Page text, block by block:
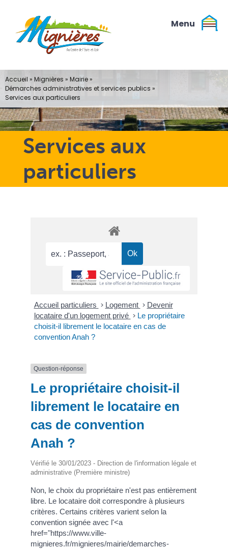
contenu
Services aux
particuliers
Accueil » Mignières » Mairie»
Démarches administratives et services publics »
Services aux particuliers
Accueil particuliers > Logement > Devenir
locataire d'un logement privé > Le propriétaire
choisit-il librement le locataire en cas de
convention Anah ?
Question-réponse
Le propriétaire choisit-il
librement le locataire en
cas de convention
Anah ?
Vérifié le 30/01/2023 - Direction de l'information légale et
administrative (Première ministre)
Non, le choix du propriétaire n'est pas entièrement
libre. Le locataire doit correspondre à plusieurs
critères. Certains critères varient selon la
convention signée avec l'<a
href="https://www.ville-
mignieres.fr/mignieres/mairie/demarches-